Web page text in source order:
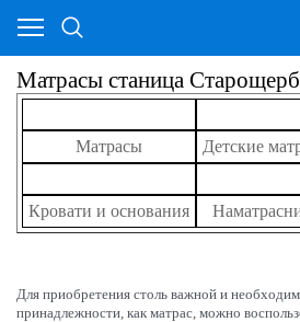
Матрасы станица
Матрасы Детские
Кровати и основания
Для приобретения столь важной и
принадлежности, как матрас, можно